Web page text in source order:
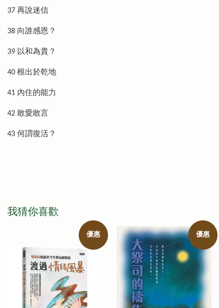
37 再說迷信
38 向誰感恩？
39 以和為貴？
40 根出於乾地
41 內住的能力
42 敢愛敢言
43 何謂復活？
我猜你喜歡
優惠 優惠